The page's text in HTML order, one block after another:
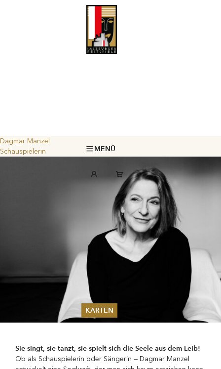
MENÜ
KARTEN
Abonnements
Karteninformation
Dagmar Manzel
Schauspielerin
Sie singt, sie tanzt, sie spielt sich die Seele aus dem Leib!
Ob als Schauspielerin oder Sängerin — Dagmar Manzel